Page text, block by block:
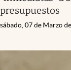
presupuestos
sábado, 07 de Marzo